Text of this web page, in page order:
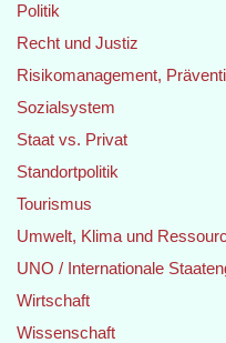
Politik
Recht und Justiz
Risikomanagement,
Sozialsystem
Staat vs. Privat
Standortpolitik
Tourismus
Umwelt, Klima und
UNO / Internationale
Wirtschaft
Wissenschaft